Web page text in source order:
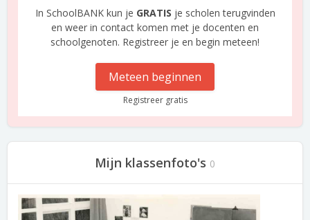
In SchoolBANK kun je GRATIS je scholen terugvinden
en weer in contact komen met je docenten en
schoolgenoten. Registreer je en begin meteen!
Meteen beginnen
Registreer gratis
Mijn klassenfoto's 0